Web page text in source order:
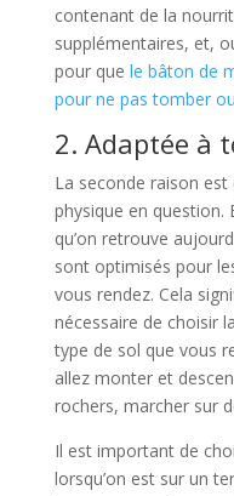
contenant de la
supplémentaires, et,
pour que le bâton de
pour ne pas tomber
2. Adaptée à
La seconde raison est
physique en question.
qu’on retrouve
sont optimisés pour
vous rendez. Cela
nécessaire de choisir
type de sol que vous
allez monter et
rochers, marcher sur
Il est important de
lorsqu’on est sur un